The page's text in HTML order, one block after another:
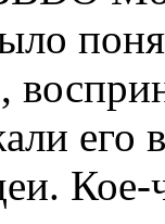
его
Кое-